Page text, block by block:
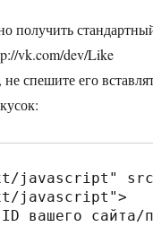
получить
vk.com/dev/Like
спешите его
javascript"
javascript">